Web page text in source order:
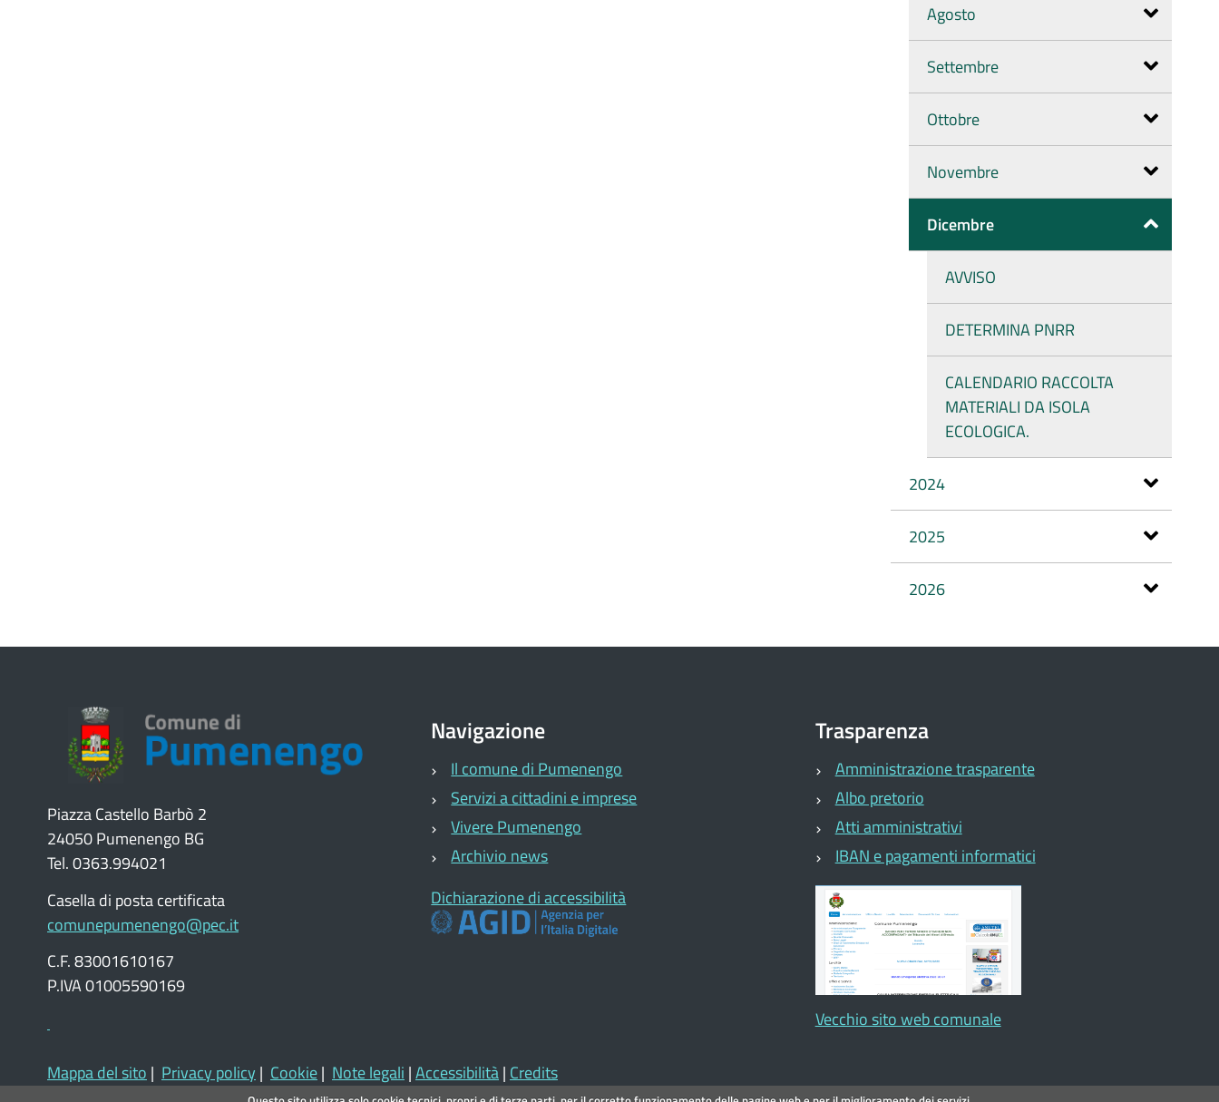
Agosto
Settembre
Ottobre
Novembre
Dicembre
AVVISO
DETERMINA PNRR
CALENDARIO RACCOLTA
MATERIALI DA ISOLA
ECOLOGICA.
2024
2025
2026
Piazza Castello Barbò 2
24050 Pumenengo BG
Tel. 0363.994021
Casella di posta certificata
comunepumenengo@pec.it
C.F. 83001610167
P.IVA 01005590169
Navigazione
Il comune di Pumenengo
Servizi a cittadini e imprese
Vivere Pumenengo
Archivio news
Dichiarazione di accessibilità
Trasparenza
Amministrazione trasparente
Albo pretorio
Atti amministrativi
IBAN e pagamenti informatici
Vecchio sito web comunale
Mappa del sito | Privacy policy | Cookie| Note legali |Accessibilità| Credits